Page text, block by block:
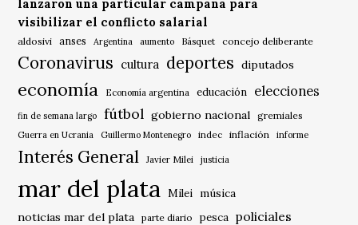
lanzaron una particular campaña para
visibilizar el conflicto salarial
aldosivi anses Argentina aumento Básquet concejo deliberante
Coronavirus cultura deportes diputados
economía Economía argentina educación elecciones
fin de semana largo fútbol gobierno nacional gremiales
Guerra en Ucrania Guillermo Montenegro indec inflación informe
Interés General Javier Milei justicia
mar del plata Milei música
noticias mar del plata
parte diario pesca policiales